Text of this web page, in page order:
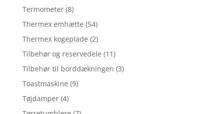
Termometer (8)
Thermex emhætte (54)
Thermex kogeplade (2)
Tilbehør og reservedele (11)
Tilbehør til borddækningen (3)
Toastmaskine (9)
Tøjdamper (4)